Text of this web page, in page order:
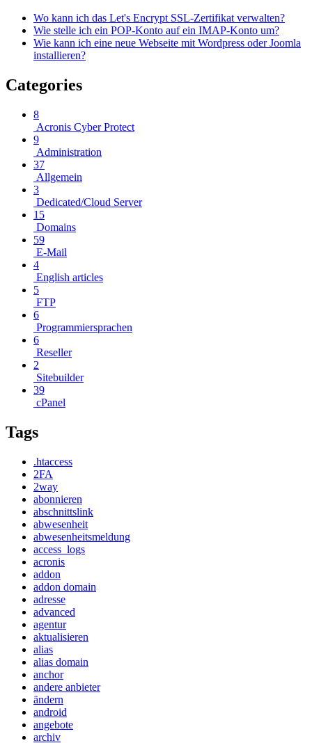
Wo kann ich das Let's Encrypt SSL-Zertifikat verwalten?
Wie stelle ich ein POP-Konto auf ein IMAP-Konto um?
Wie kann ich eine neue Webseite mit Wordpress oder Joomla
installieren?
Categories
8
Acronis Cyber Protect
9
Administration
37
Allgemein
3
Dedicated/Cloud Server
15
Domains
59
E-Mail
4
English articles
5
FTP
6
Programmiersprachen
6
Reseller
2
Sitebuilder
39
cPanel
Tags
.htaccess
2FA
2way
abonnieren
abschnittslink
abwesenheit
abwesenheitsmeldung
access_logs
acronis
addon
addon domain
adresse
advanced
agentur
aktualisieren
alias
alias domain
anchor
andere anbieter
ändern
android
angebote
archiv